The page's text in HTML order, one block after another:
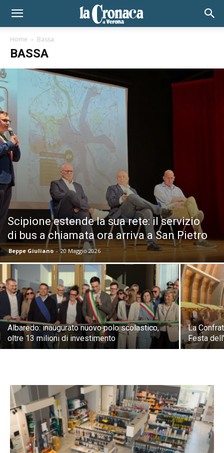
Home Bassa
BASSA
Scipione estende la sua rete: il servizio
di bus a chiamata ora arriva a San Pietro
Beppe Giuliano - 20 Maggio 2026
Albaredo: inaugurato nuovo polo scolastico,
oltre 13 milioni di investimento
La
Festa